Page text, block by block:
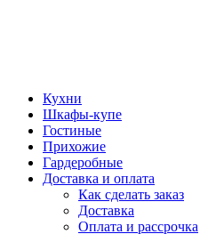
Кухни
Шкафы-купе
Гостиные
Прихожие
Гардеробные
Доставка и оплата
Как сделать заказ
Доставка
Оплата и рассрочка